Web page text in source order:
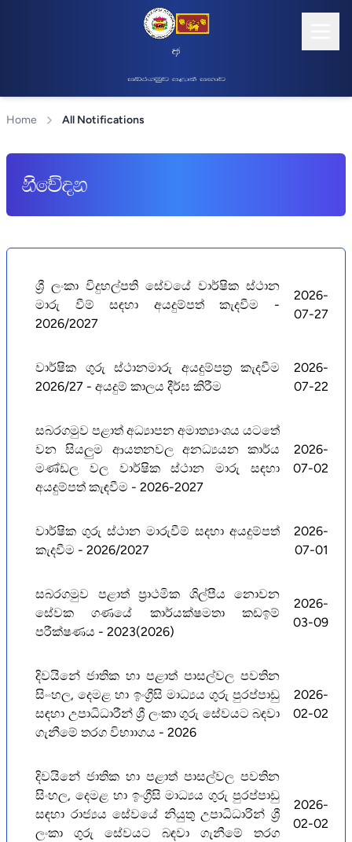
wOHdmk" f;dr;=re ;dlaIK yd ixialD;sl
inr.uqj m<d;a iNdj
Home All Notifications
ksfõok
ශ්‍රී ලංකා විදුහල්පති සේවයේ වාර්ෂික ස්ථාන
මාරු වීම් සඳහා අයදුම්පත් කැදවීම -
2026/2027
2026-
07-27
වාර්ෂික ගුරු ස්ථානමාරු අයදුම්පත්‍ර කැදවීම
2026/27 - අයදුම් කාලය දීර්ඝ කිරීම
2026-
07-22
සබරගමුව පළාත් අධ්‍යාපන අමාත්‍යාංශය යටතේ
වන සියලුම ආයතනවල අනධ්‍යයන කාර්ය
මණ්ඩල වල වාර්ෂික ස්ථාන මාරු සඳහා
අයදුම්පත් කැඳවීම - 2026-2027
2026-
07-02
වාර්ෂික ගුරු ස්ථාන මාරුවීම් සදහා අයදුම්පත්
කැදවීම - 2026/2027
2026-
07-01
සබරගමුව පළාත් ප්‍රාථමික ශිල්පීය නොවන
සේවක ගණයේ කාර්යක්ෂමතා කඩඉම්
පරීක්ෂණය - 2023(2026)
2026-
03-09
දිවයිනේ ජාතික හා පළාත් පාසල්වල පවතින
සිංංහල, දෙමළ හා ඉංග්‍රීසි මාධ්‍යය ගුරු පුරප්පාඩු
සඳහා උපාධිධාරීන් ශ්‍රී ලංකා ගුරු සේවයට බඳවා
ගැනීමේ තරග විභාාගය - 2026
2026-
02-02
දිවයිනේ ජාතික හා පළාත් පාසල්වල පවතින
සිංහල, දෙමළ හා ඉංග්‍රීසි මාධ්‍යය ගුරු පුරප්පාඩු
සඳහා රාජ්‍යය සේවයේ නියුතු උපාධිධාරින් ශ්‍රී
ලංකා ගුරු සේවයට බඳවා ගැනීමේ තරග
2026-
02-02